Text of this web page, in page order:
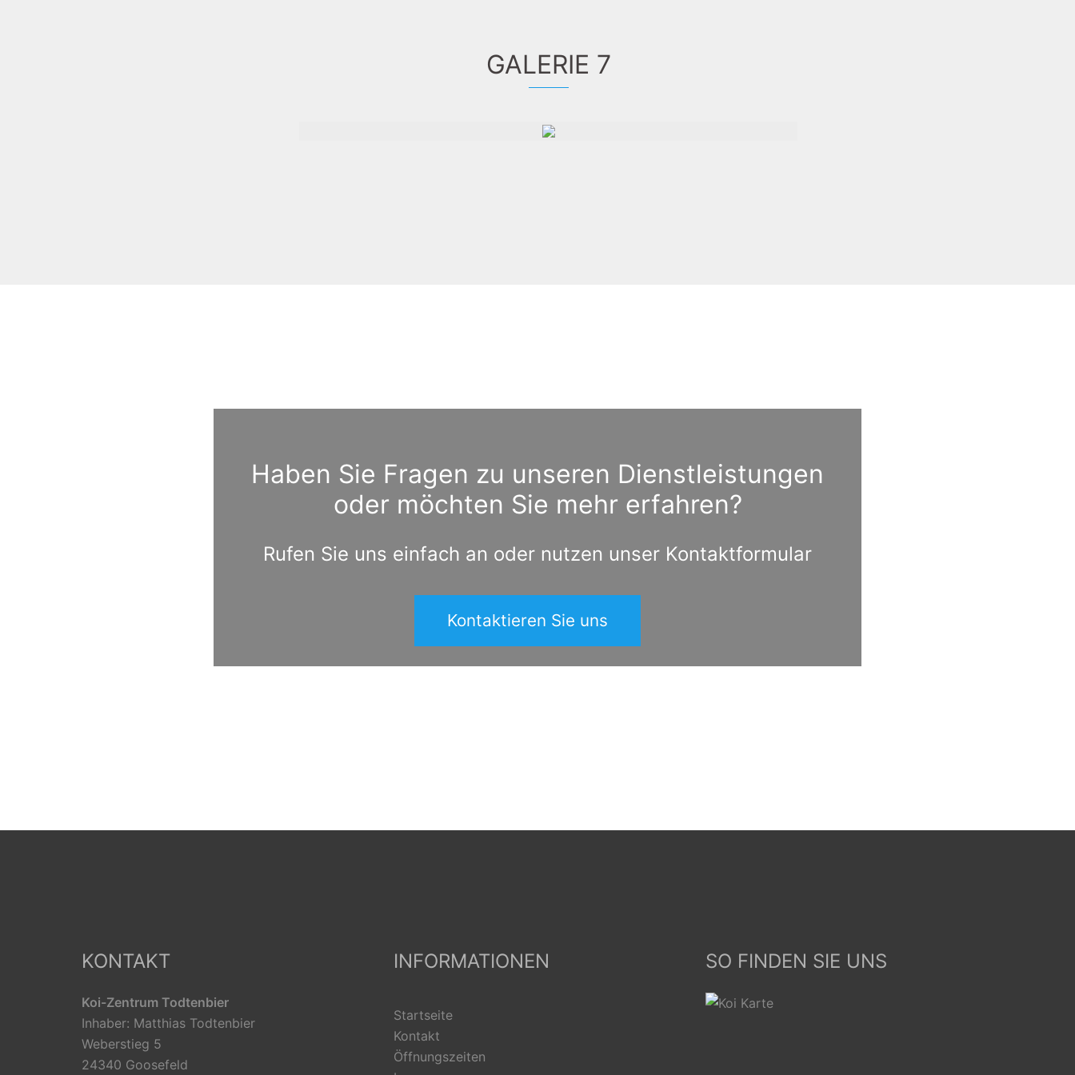
GALERIE 7
Haben Sie Fragen zu unseren Dienstleistungen
oder möchten Sie mehr erfahren?
Rufen Sie uns einfach an oder nutzen unser Kontaktformular
Kontaktieren Sie uns
KONTAKT
Koi-Zentrum Todtenbier
Inhaber: Matthias Todtenbier
Weberstieg 5
24340 Goosefeld
INFORMATIONEN
Startseite
Kontakt
Öffnungszeiten
SO FINDEN SIE UNS